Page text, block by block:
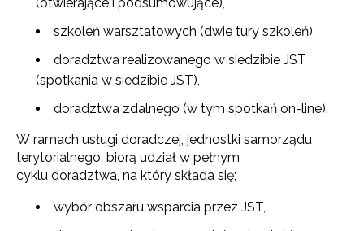
szkoleń warsztatowych (dwie tury szkoleń),
doradztwa realizowanego w siedzibie JST
(spotkania w siedzibie JST),
doradztwa zdalnego (w tym spotkań on-line).
W ramach usługi doradczej, jednostki samorządu
terytorialnego, biorą udział w pełnym
cyklu doradztwa, na który składa się;
wybór obszaru wsparcia przez JST,